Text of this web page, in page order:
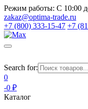
Режим работы: С 10:00
zakaz@optima-trade.ru
+7 (800) 333-15-47 +7
Search for:
0
-0 ₽
Каталог